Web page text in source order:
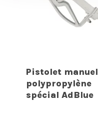
Pistolet manuel
polypropylène
spécial AdBlue